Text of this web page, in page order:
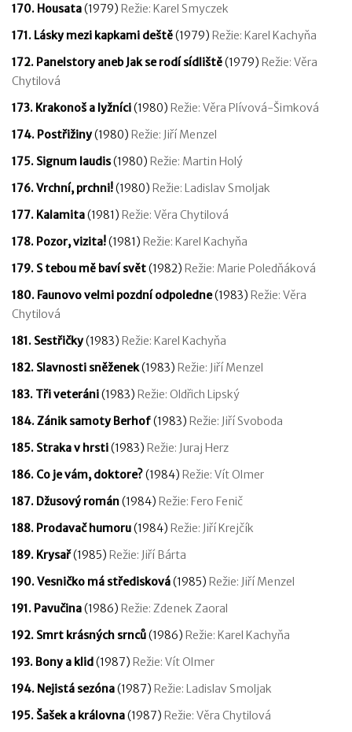
170. Housata(1979) Režie: Karel Smyczek
171. Lásky mezi kapkami deště(1979) Režie: Karel Kachyňa
172. Panelstory aneb Jak se rodí sídliště(1979) Režie: Věra
Chytilová
173. Krakonoš a lyžníci(1980) Režie: Věra Plívová-Šimková
174. Postřižiny(1980) Režie: Jiří Menzel
175. Signum laudis(1980) Režie: Martin Holý
176. Vrchní, prchni!(1980) Režie: Ladislav Smoljak
177. Kalamita(1981) Režie: Věra Chytilová
178. Pozor, vizita!(1981) Režie: Karel Kachyňa
179. S tebou mě baví svět(1982) Režie: Marie Poledňáková
180. Faunovo velmi pozdní odpoledne(1983) Režie: Věra
Chytilová
181. Sestřičky(1983) Režie: Karel Kachyňa
182. Slavnosti sněženek(1983) Režie: Jiří Menzel
183. Tři veteráni(1983) Režie: Oldřich Lipský
184. Zánik samoty Berhof(1983) Režie: Jiří Svoboda
185. Straka v hrsti(1983) Režie: Juraj Herz
186. Co je vám, doktore?(1984) Režie: Vít Olmer
187. Džusový román(1984) Režie: Fero Fenič
188. Prodavač humoru(1984) Režie: Jiří Krejčík
189. Krysař(1985) Režie: Jiří Bárta
190. Vesničko má středisková(1985) Režie: Jiří Menzel
191. Pavučina(1986) Režie: Zdenek Zaoral
192. Smrt krásných srnců(1986) Režie: Karel Kachyňa
193. Bony a klid (1987) Režie: Vít Olmer
194. Nejistá sezóna(1987) Režie: Ladislav Smoljak
195. Šašek a královna(1987) Režie: Věra Chytilová